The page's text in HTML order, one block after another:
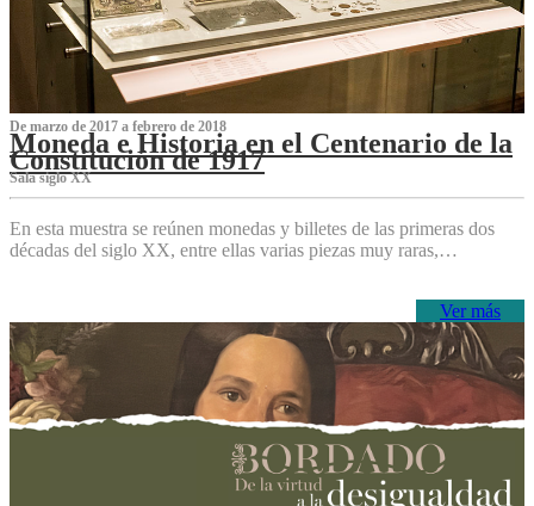
De marzo de 2017 a febrero de 2018
Moneda e Historia en el Centenario de la
Constitución de 1917
Sala siglo XX
En esta muestra se reúnen monedas y billetes de las primeras dos
décadas del siglo XX, entre ellas varias piezas muy raras,…
Ver más